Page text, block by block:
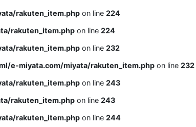
rakuten_item.php on line 224
rakuten_item.php on line 224
rakuten_item.php on line 232
e-miyata.com/miyata/rakuten_item.php on line 232
rakuten_item.php on line 243
rakuten_item.php on line 243
rakuten_item.php on line 244